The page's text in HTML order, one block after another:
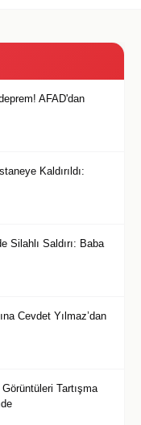
AFAD'dan
Kaldırıldı:
Silahlı Saldırı: Baba
Cevdet Yılmaz’dan
Tartışma